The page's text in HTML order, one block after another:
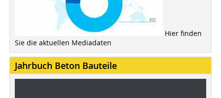
Hier finden
Sie die aktuellen Mediadaten
Jahrbuch Beton Bauteile